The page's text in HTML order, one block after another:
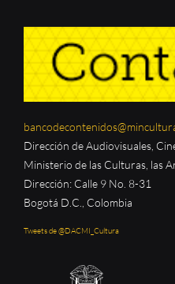
Dirección de Audiovisuales,
Ministerio de las Culturas, las
Dirección: Calle 9 No. 8-31
Bogotá D.C., Colombia
Tweets de @DACMI_Cultura